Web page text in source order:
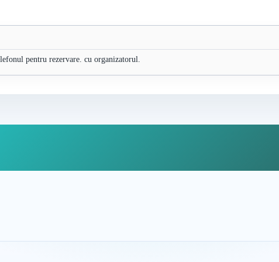
pentru rezervare. cu organizatorul.